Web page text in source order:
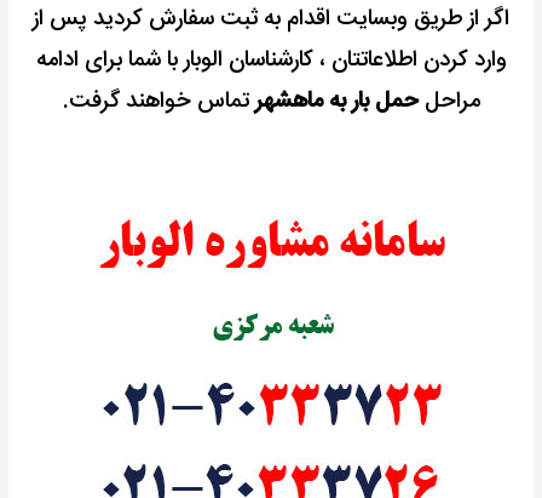
اگر از طریق وبسایت اقدام به ثبت سفارش کردید پس از
وارد کردن اطلاعاتتان ، کارشناسان الوبار با شما برای ادامه
مراحلحمل بار به ماهشهرتماس خواهند گرفت.